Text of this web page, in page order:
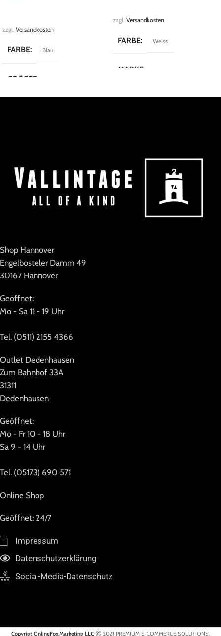
zzgl. Versandkosten
FARBE Blau
GRÖSSE
zzgl. Versandkosten
FARBE Weiss
MARKE
Shop Hannover
Engelbosteler Damm 49
30167 Hannover
Geöffnet:
Mo - Sa 11 - 19 Uhr
Tel. (0511) 2155 4366
Outlet Dedenhausen
Zum Bahnhof 33A
31311
Dedenhausen
Geöffnet:
Mo - Fr 10 - 18 Uhr
Sa 9 - 14 Uhr
Tel. (05173) 690 571
Online Shop
Geöffnet: 24/7
Impressum
Datenschutzerklärung
Social-Media-Datenschutz
Copyrigt OnlineFox.Marketing LLC 2021 PREMIUM E-COMMERCE SOLUTIONS.